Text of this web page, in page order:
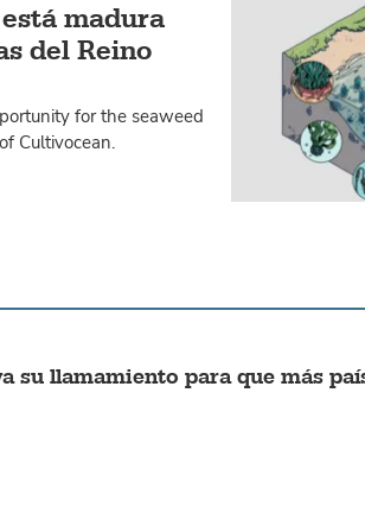
madura
del Reino
for the seaweed
Cultivocean.
su llamamiento para que más